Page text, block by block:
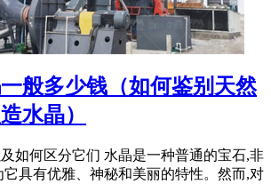
般多少钱（如何鉴别天然
水晶）
如何区分它们 水晶是一种普通的宝石,非
它具有优雅、神秘和美丽的特性。然而,对